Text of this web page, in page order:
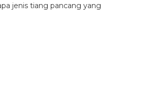
jenis tiang pancang yang